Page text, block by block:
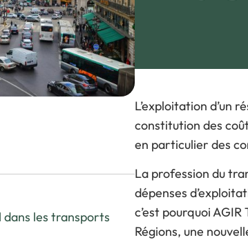
Visiter l’expo
Pourquoi exposer ?
FAQ Exposant
L’exploitation d’un
constitution des
en particulier des
La profession du
dépenses
c’est pourquoi
Régions, une
dans les transports